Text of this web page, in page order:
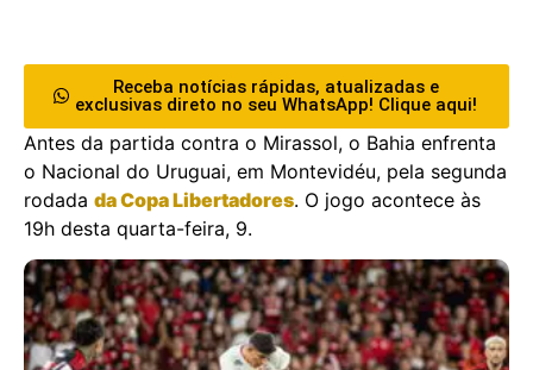
Receba notícias rápidas, atualizadas e
exclusivas direto no seu WhatsApp! Clique aqui!
Antes da partida contra o Mirassol, o Bahia enfrenta
o Nacional do Uruguai, em Montevidéu, pela segunda
rodada da Copa Libertadores. O jogo acontece às
19h desta quarta-feira, 9.